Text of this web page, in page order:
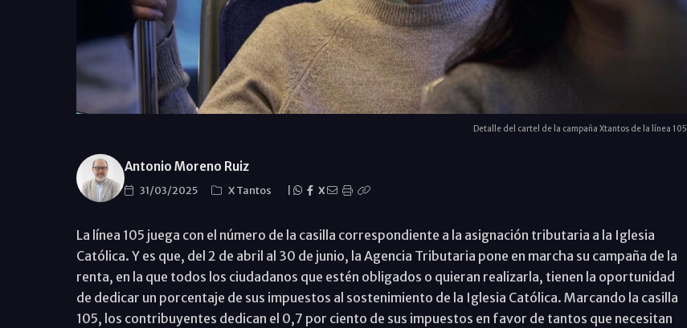
Detalle del cartel de la campaña Xtantos de la línea 105
Antonio Moreno Ruiz
31/03/2025 X Tantos X
La línea 105 juega con el número de la casilla correspondiente a la asignación tributaria a la Iglesia
Católica. Y es que, del 2 de abril al 30 de junio, la Agencia Tributaria pone en marcha su campaña de la
renta, en la que todos los ciudadanos que estén obligados o quieran realizarla, tienen la oportunidad
de dedicar un porcentaje de sus impuestos al sostenimiento de la Iglesia Católica. Marcando la casilla
105, los contribuyentes dedican el 0,7 por ciento de sus impuestos en favor de tantos que necesitan